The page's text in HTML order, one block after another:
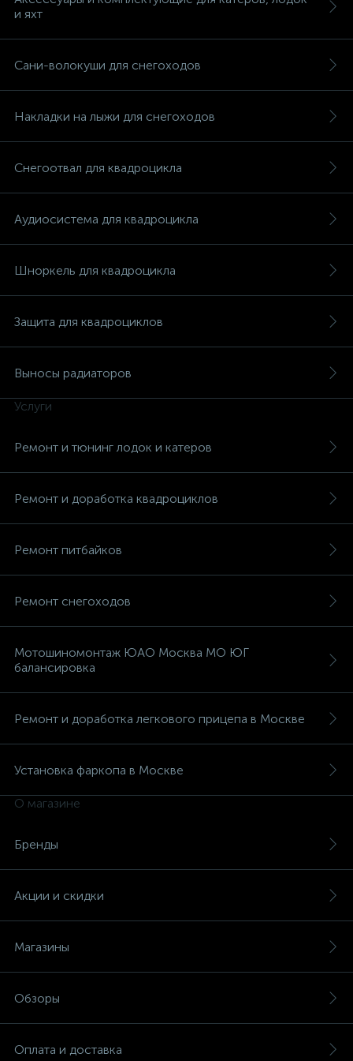
и яхт
Сани-волокуши для снегоходов
Накладки на лыжи для снегоходов
Снегоотвал для квадроцикла
Аудиосистема для квадроцикла
Шноркель для квадроцикла
Защита для квадроциклов
Выносы радиаторов
Услуги
Ремонт и тюнинг лодок и катеров
Ремонт и доработка квадроциклов
Ремонт питбайков
Ремонт снегоходов
Мотошиномонтаж ЮАО Москва МО ЮГ
балансировка
Ремонт и доработка легкового прицепа в Москве
Установка фаркопа в Москве
О магазине
Бренды
Акции и скидки
Магазины
Обзоры
Оплата и доставка